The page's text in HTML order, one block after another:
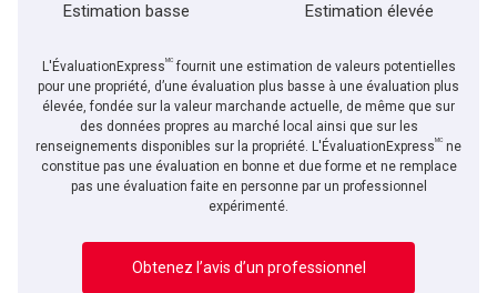
Estimation basse Estimation élevée
L'ÉvaluationExpressMCfournit une estimation de valeurs potentielles
pour une propriété, d’une évaluation plus basse à une évaluation plus
élevée, fondée sur la valeur marchande actuelle, de même que sur
des données propres au marché local ainsi que sur les
renseignements disponibles sur la propriété. L'ÉvaluationExpressMC ne
constitue pas une évaluation en bonne et due forme et ne remplace
pas une évaluation faite en personne par un professionnel
expérimenté.
Obtenez l’avis d’un professionnel